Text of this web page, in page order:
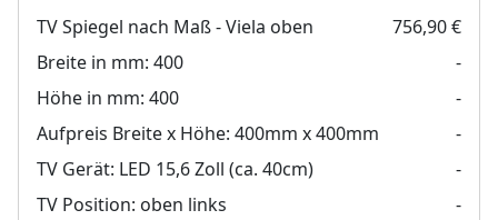
TV Spiegel nach Maß - Viela oben
756,90 €
Breite in mm: 400
-
Höhe in mm: 400
-
Aufpreis Breite x Höhe: 400mm x 400mm
-
TV Gerät: LED 15,6 Zoll (ca. 40cm)
-
TV Position: oben links
-